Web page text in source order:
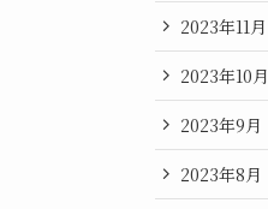
2023年11月
2023年10月
2023年9月
2023年8月